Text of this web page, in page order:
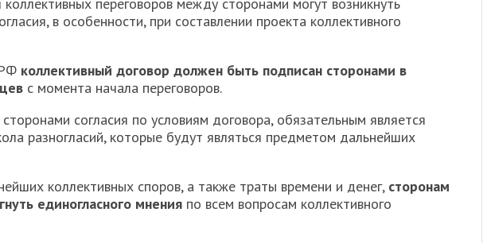
переговоров между сторонами могут возникнуть
в особенности, при составлении проекта коллективного
коллективный договор должен быть подписан сторонами в
с момента начала переговоров.
согласия по условиям договора, обязательным является
разногласий, которые будут являться предметом дальнейших
коллективных споров, а также траты времени и денег, сторонам
единогласного мнения по всем вопросам коллективного